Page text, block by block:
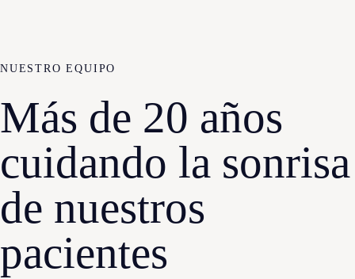
NUESTRO EQUIPO
Más de 20 años
cuidando la sonrisa
de nuestros
pacientes